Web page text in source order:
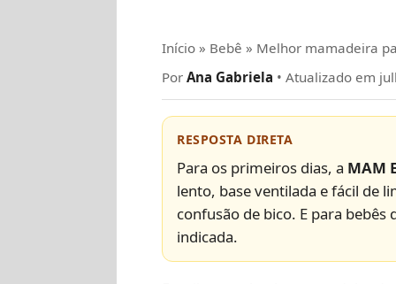
Início » Bebê » Melhor mamadeira
Por Ana Gabriela • Atualizado em
RESPOSTA DIRETA
Para os primeiros dias, a MAM
lento, base ventilada e fácil de
confusão de bico. E para
indicada.